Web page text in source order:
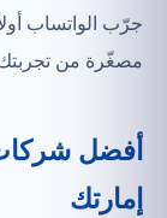
جرّب الواتساب
مصغّرة من تجربتك
أفضل
إمارتك